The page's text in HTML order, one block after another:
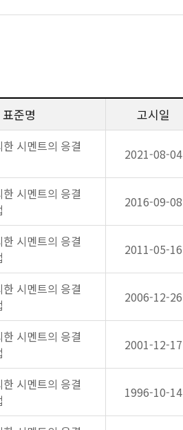
표준명 고시일
시멘트의 응결
2021-08-04
시멘트의 응결
2016-09-08
시멘트의 응결
2011-05-16
시멘트의 응결
2006-12-26
시멘트의 응결
2001-12-17
시멘트의 응결
1996-10-14